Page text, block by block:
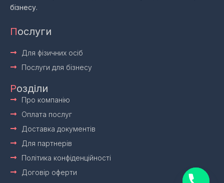
бізнесу.
Послуги
Для фізичних осіб
Послуги для бізнесу
Розділи
Про компанію
Оплата послуг
Доставка документів
Для партнерів
Політика конфіденційності
Договір оферти